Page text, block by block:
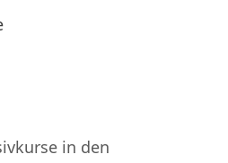
in den